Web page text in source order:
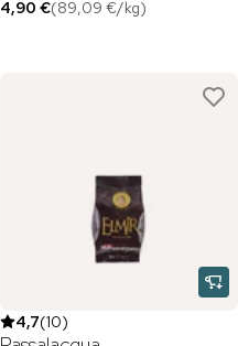
4,90 €(89,09 €/kg)
4,7(10)